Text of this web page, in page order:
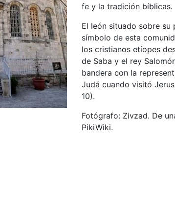
fe y la tradición bíblicas.
El león situado sobre su
símbolo de esta
los cristianos etíopes
de Saba y el rey
bandera con la
Judá cuando visitó
10).
Fotógrafo: Zivzad. De
PikiWiki.